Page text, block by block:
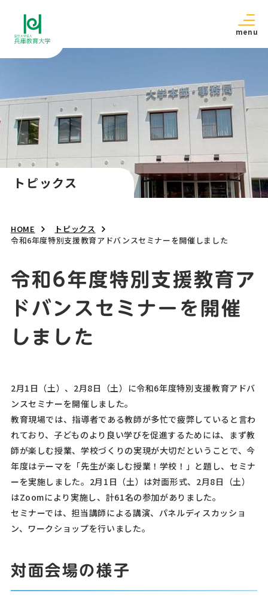
menu
トピックス
HOME
トピックス
令和6年度特別支援教育アドバンスセミナーを開催しました
令和6年度特別支援教育ア
ドバンスセミナーを開催
しました
2月1日（土）、2月8日（土）に令和6年度特別支援教育アドバ
ンスセミナーを開催しました。
教育現場では、指導者である教師が多忙で疲弊していると言わ
れており、子どものより良い学びを促進するためには、まず教
師が楽しむ授業、学校づくりの実現が大切だということで、今
年度はテーマを「先生が楽しむ授業！学校！」と題し、セミナ
ーを実施しました。2月1日（土）は対面形式、2月8日（土）
はZoomにより実施し、計61名の参加がありました。
セミナーでは、担当講師による講演、パネルディスカッショ
ン、ワークショップを行いました。
対面会場の様子